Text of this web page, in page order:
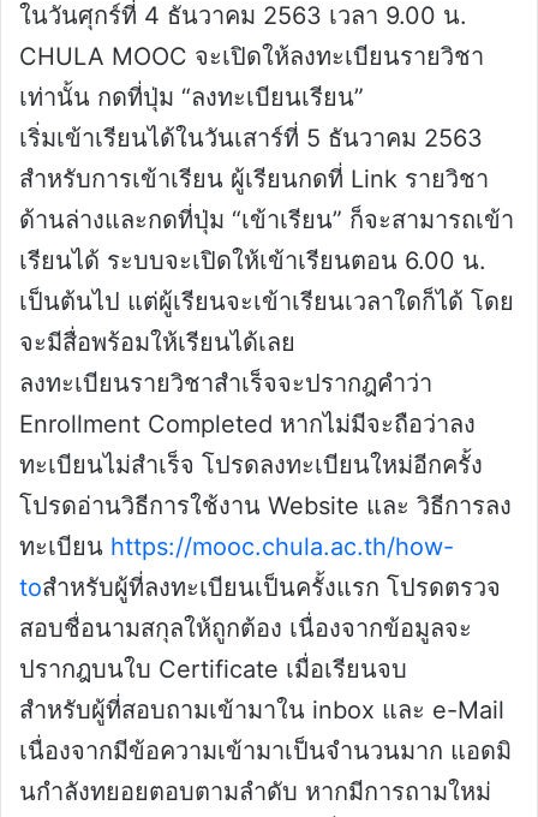
ในวันศุกร์ที่ 4 ธันวาคม 2563 เวลา 9.00 น.
CHULA MOOC จะเปิดให้ลงทะเบียนรายวิชา
เท่านั้น กดที่ปุ่ม “ลงทะเบียนเรียน”
เริ่มเข้าเรียนได้ในวันเสาร์ที่ 5 ธันวาคม 2563
สำหรับการเข้าเรียน ผู้เรียนกดที่ Link รายวิชา
ด้านล่างและกดที่ปุ่ม “เข้าเรียน” ก็จะสามารถเข้า
เรียนได้ ระบบจะเปิดให้เข้าเรียนตอน 6.00 น.
เป็นต้นไป แต่ผู้เรียนจะเข้าเรียนเวลาใดก็ได้ โดย
จะมีสื่อพร้อมให้เรียนได้เลย
ลงทะเบียนรายวิชาสำเร็จจะปรากฎคำว่า
Enrollment Completed หากไม่มีจะถือว่าลง
ทะเบียนไม่สำเร็จ โปรดลงทะเบียนใหม่อีกครั้ง
โปรดอ่านวิธีการใช้งาน Website และ วิธีการลง
ทะเบียน https://mooc.chula.ac.th/how-
toสำหรับผู้ที่ลงทะเบียนเป็นครั้งแรก โปรดตรวจ
สอบชื่อนามสกุลให้ถูกต้อง เนื่องจากข้อมูลจะ
ปรากฎบนใบ Certificate เมื่อเรียนจบ
สำหรับผู้ที่สอบถามเข้ามาใน inbox และ e-Mail
เนื่องจากมีข้อความเข้ามาเป็นจำนวนมาก แอดมิ
นกำลังทยอยตอบตามลำดับ หากมีการถามใหม่